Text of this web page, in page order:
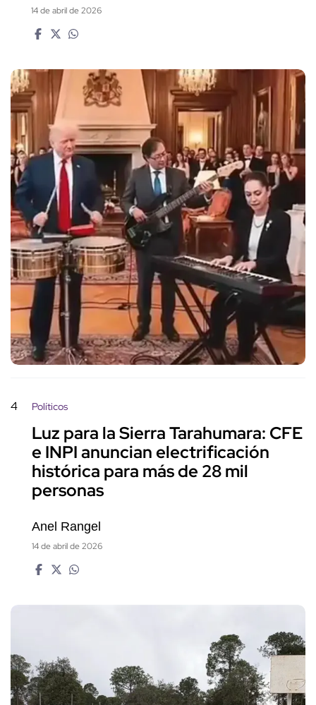
14 de abril de 2026
4 Políticos
Luz para la Sierra Tarahumara: CFE
e INPI anuncian electrificación
histórica para más de 28 mil
personas
Anel Rangel
14 de abril de 2026